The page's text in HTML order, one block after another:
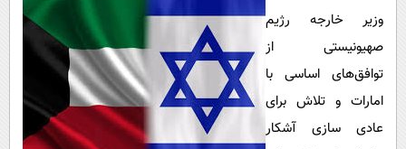
فناوری
گوناگون
حوادث
محیط زیست
روانشناسی
آشپزی
دانلود
وزیر خارجه رژیم
صهیونیستی از
توافق‌های اساسی با
امارات و تلاش برای
عادی سازی آشکار